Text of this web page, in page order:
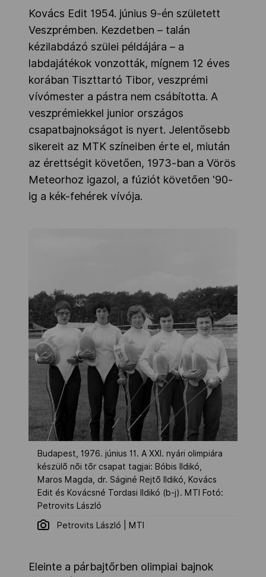
Adatbank
Kovács Edit 1954. június 9-én született
Veszprémben. Kezdetben – talán
kézilabdázó szülei példájára – a
labdajátékok vonzották, mígnem 12 éves
korában Tiszttartó Tibor, veszprémi
vívómester a pástra nem csábította. A
veszprémiekkel junior országos
csapatbajnokságot is nyert. Jelentősebb
sikereit az MTK színeiben érte el, miután
az érettségit követően, 1973-ban a Vörös
Meteorhoz igazol, a fúziót követően '90-
ig a kék-fehérek vívója.
Budapest, 1976. június 11. A XXI. nyári olimpiára
készülõ nõi tõr csapat tagjai: Bóbis Ildikó,
Maros Magda, dr. Ságiné Rejtõ Ildikó, Kovács
Edit és Kovácsné Tordasi Ildikó (b-j). MTI Fotó:
Petrovits László
Petrovits László | MTI
Eleinte a párbajtőrben olimpiai bajnok